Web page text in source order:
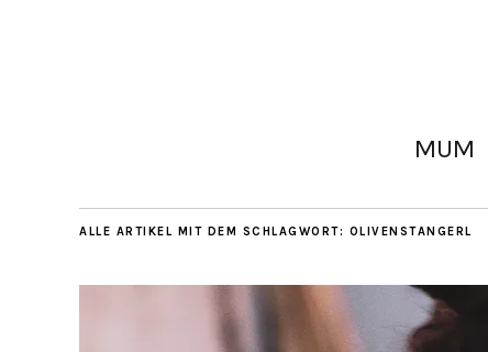
MUM
ALLE ARTIKEL MIT DEM SCHLAGWORT: OLIVENSTANGERL